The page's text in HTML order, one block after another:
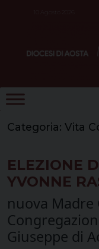
Categoria: Vita
ELEZIONE
YVONNE
nuova Madre
Giuseppe di